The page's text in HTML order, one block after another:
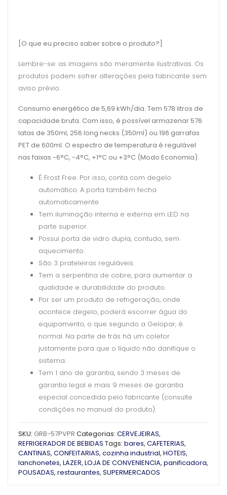
[O que eu preciso saber sobre o produto?]
Lembre-se: as imagens são meramente ilustrativas. Os
produtos podem sofrer alterações pela fabricante sem
aviso prévio.
Consumo energético de 5,69 kWh/dia. Tem 578 litros de
capacidade bruta. Com isso, é possível armazenar 576
latas de 350ml, 256 long necks (350ml) ou 196 garrafas
PET de 600ml. O espectro de temperatura é regulável
nas faixas -6°C, -4°C, +1°C ou +3°C (Modo Economia).
É Frost Free. Por isso, conta com degelo
automático. A porta também fecha
automaticamente.
Tem iluminação interna e externa em LED na
parte superior.
Possui porta de vidro dupla, contudo, sem
aquecimento.
São 3 prateleiras reguláveis.
Tem a serpentina de cobre, para aumentar a
qualidade e durabilidade do produto.
Por ser um produto de refrigeração, onde
acontece degelo, poderá escorrer água do
equipamento, o que segundo a Gelopar, é
normal. Na parte de trás há um coletor
justamente para que o líquido não danifique o
sistema.
Tem 1 ano de garantia, sendo 3 meses de
garantia legal e mais 9 meses de garantia
especial concedida pelo fabricante (consulte
condições no manual do produto).
SKU: GRB-57PVPR Categorias: CERVEJEIRAS,
REFRIGERADOR DE BEBIDAS Tags: bares, CAFETERIAS,
CANTINAS, CONFEITARIAS, cozinha industrial, HOTEIS,
lanchonetes, LAZER, LOJA DE CONVENIENCIA, panificadora,
POUSADAS, restaurantes, SUPERMERCADOS